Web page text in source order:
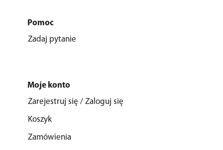
Pomoc
Zadaj pytanie
Moje konto
Zarejestruj się / Zaloguj się
Koszyk
Zamówienia